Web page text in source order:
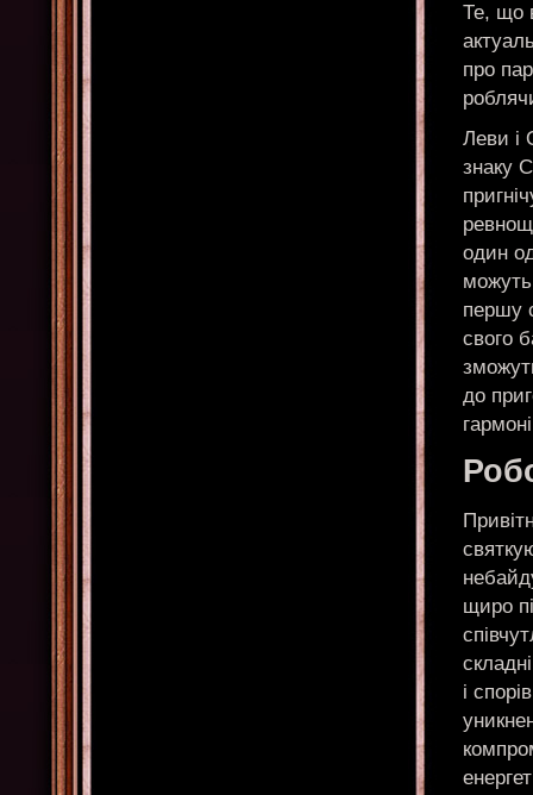
Те, що
про
Леви і
знаку
один
можуть
першу
свого
до
щиро
і